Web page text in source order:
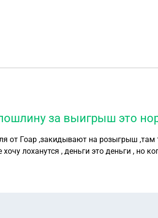
за выигрыш это
деньги это деньги , но когда тебя кружат это
говорит перейти в шапку профиля , но